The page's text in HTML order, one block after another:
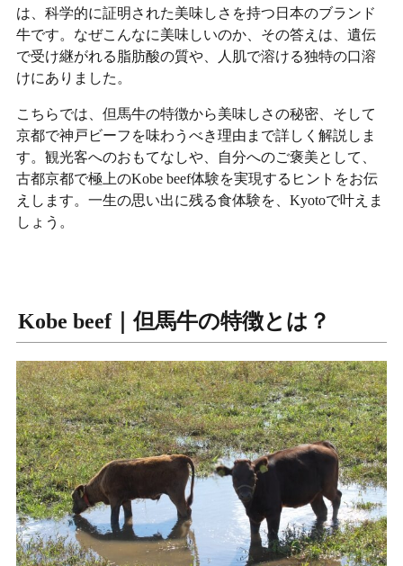
は、科学的に証明された美味しさを持つ日本のブランド
牛です。なぜこんなに美味しいのか、その答えは、遺伝
で受け継がれる脂肪酸の質や、人肌で溶ける独特の口溶
けにありました。
こちらでは、但馬牛の特徴から美味しさの秘密、そして
京都で神戸ビーフを味わうべき理由まで詳しく解説しま
す。観光客へのおもてなしや、自分へのご褒美として、
古都京都で極上のKobe beef体験を実現するヒントをお伝
えします。一生の思い出に残る食体験を、Kyotoで叶えま
しょう。
Kobe beef｜但馬牛の特徴とは？